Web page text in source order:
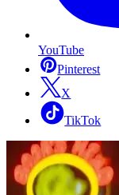
YouTube
Pinterest
X
TikTok